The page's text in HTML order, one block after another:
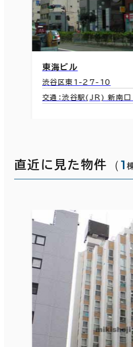
東海ビル
渋谷区東1-27-10
交通：渋谷駅(JR) 新南
直近に見た物件 （1